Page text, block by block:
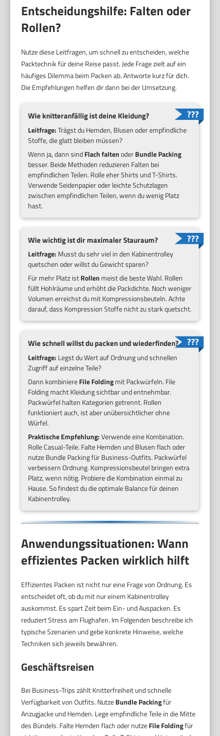
Entscheidungshilfe: Falten oder
Rollen?
Nutze diese Leitfragen, um schnell zu entscheiden, welche
Packtechnik für deine Reise passt. Jede Frage zielt auf ein
häufiges Dilemma beim Packen ab. Antworte kurz für dich.
Die Empfehlungen helfen dir dann bei der Umsetzung.
Wie knitteranfällig ist deine Kleidung?
Leitfrage:Trägst du Hemden, Blusen oder empfindliche
Stoffe, die glatt bleiben müssen?
Wenn ja, dann sindFlach faltenoderBundle Packing
besser. Beide Methoden reduzieren Falten bei
empfindlichen Teilen. Rolle eher Shirts und T-Shirts.
Verwende Seidenpapier oder leichte Schutzlagen
zwischen empfindlichen Teilen, wenn du wenig Platz
hast.
Wie wichtig ist dir maximaler Stauraum?
Leitfrage: Musst du sehr viel in den Kabinentrolley
quetschen oder willst du Gewicht sparen?
Für mehr Platz istRollen meist die beste Wahl. Rollen
füllt Hohlräume und erhöht die Packdichte. Noch weniger
Volumen erreichst du mit Kompressionsbeuteln. Achte
darauf, dass Kompression Stoffe nicht zu stark quetscht.
Wie schnell willst du packen und wiederfinden?
Leitfrage: Legst du Wert auf Ordnung und schnellen
Zugriff auf einzelne Teile?
Dann kombiniereFile Foldingmit Packwürfeln. File
Folding macht Kleidung sichtbar und entnehmbar.
Packwürfel halten Kategorien getrennt. Rollen
funktioniert auch, ist aber unübersichtlicher ohne
Würfel.
Praktische Empfehlung:Verwende eine Kombination.
Rolle Casual-Teile. Falte Hemden und Blusen flach oder
nutze Bundle Packing für Business-Outfits. Packwürfel
verbessern Ordnung. Kompressionsbeutel bringen extra
Platz, wenn nötig. Probiere die Kombination einmal zu
Hause. So findest du die optimale Balance für deinen
Kabinentrolley.
Anwendungssituationen: Wann
effizientes Packen wirklich hilft
Effizientes Packen ist nicht nur eine Frage von Ordnung. Es
entscheidet oft, ob du mit nur einem Kabinentrolley
auskommst. Es spart Zeit beim Ein- und Auspacken. Es
reduziert Stress am Flughafen. Im Folgenden beschreibe ich
typische Szenarien und gebe konkrete Hinweise, welche
Techniken sich jeweils bewähren.
Geschäftsreisen
Bei Business-Trips zählt Knitterfreiheit und schnelle
Verfügbarkeit von Outfits. NutzeBundle Packingfür
Anzugjacke und Hemden. Lege empfindliche Teile in die Mitte
des Bündels. Falte Hemden flach oder nutzeFile Foldingfür